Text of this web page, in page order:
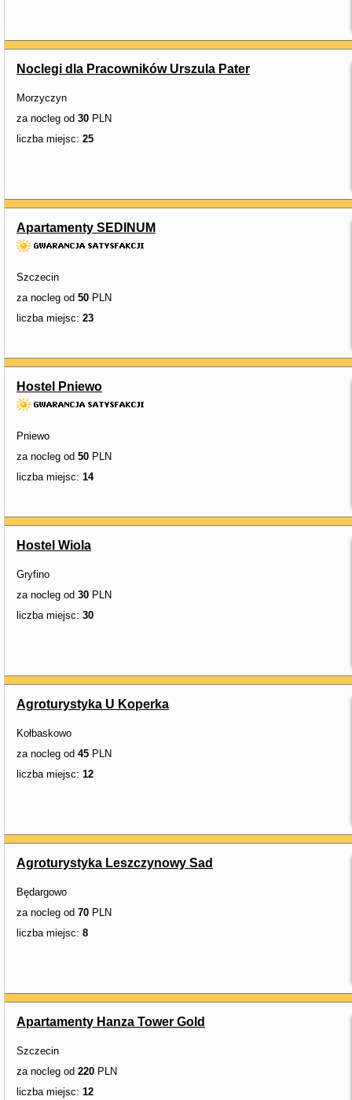
Noclegi dla Pracowników Urszula Pater
Morzyczyn
za nocleg od 30 PLN
liczba miejsc: 25
Apartamenty SEDINUM
Szczecin
za nocleg od 50 PLN
liczba miejsc: 23
Hostel Pniewo
Pniewo
za nocleg od 50 PLN
liczba miejsc: 14
Hostel Wiola
Gryfino
za nocleg od 30 PLN
liczba miejsc: 30
Agroturystyka U Koperka
Kołbaskowo
za nocleg od 45 PLN
liczba miejsc: 12
Agroturystyka Leszczynowy Sad
Będargowo
za nocleg od 70 PLN
liczba miejsc: 8
Apartamenty Hanza Tower Gold
Szczecin
za nocleg od 220 PLN
liczba miejsc: 12